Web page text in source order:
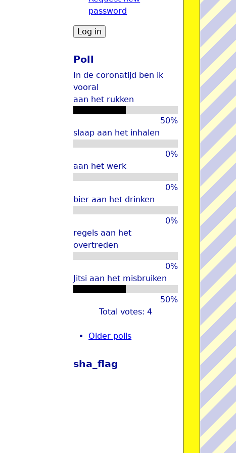
password
Poll
In de coronatijd ben ik
vooral
aan het rukken
50%
slaap aan het inhalen
0%
aan het werk
0%
bier aan het drinken
0%
regels aan het
overtreden
0%
Jitsi aan het misbruiken
50%
Total votes: 4
Older polls
sha_flag